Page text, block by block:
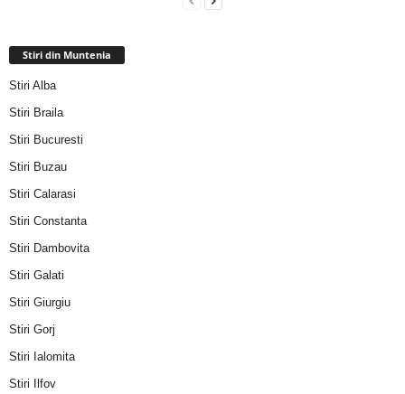
Stiri din Muntenia
Stiri Alba
Stiri Braila
Stiri Bucuresti
Stiri Buzau
Stiri Calarasi
Stiri Constanta
Stiri Dambovita
Stiri Galati
Stiri Giurgiu
Stiri Gorj
Stiri Ialomita
Stiri Ilfov